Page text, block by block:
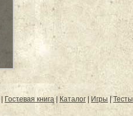
Гостевая книга| Каталог Игры |Тесты